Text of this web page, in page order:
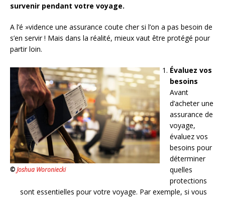
survenir pendant votre voyage.
A l’é »vidence une assurance coute cher si l’on a pas besoin de
s’en servir ! Mais dans la réalité, mieux vaut être protégé pour
partir loin.
©Joshua Woroniecki
Évaluez vos
besoins
Avant
d’acheter une
assurance de
voyage,
évaluez vos
besoins pour
déterminer
quelles
protections
sont essentielles pour votre voyage. Par exemple, si vous